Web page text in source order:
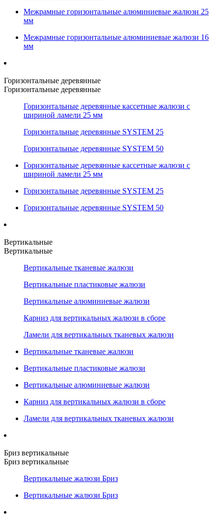
Межрамные горизонтальные алюминиевые жалюзи 25
мм
Межрамные горизонтальные алюминиевые жалюзи 16
мм
Горизонтальные деревянные
Горизонтальные деревянные
Горизонтальные деревянные кассетные жалюзи с
шириной ламели 25 мм
Горизонтальные деревянные SYSTEM 25
Горизонтальные деревянные SYSTEM 50
Горизонтальные деревянные кассетные жалюзи с
шириной ламели 25 мм
Горизонтальные деревянные SYSTEM 25
Горизонтальные деревянные SYSTEM 50
Вертикальные
Вертикальные
Вертикальные тканевые жалюзи
Вертикальные пластиковые жалюзи
Вертикальные алюминиевые жалюзи
Карниз для вертикальных жалюзи в сборе
Ламели для вертикальных тканевых жалюзи
Вертикальные тканевые жалюзи
Вертикальные пластиковые жалюзи
Вертикальные алюминиевые жалюзи
Карниз для вертикальных жалюзи в сборе
Ламели для вертикальных тканевых жалюзи
Бриз вертикальные
Бриз вертикальные
Вертикальные жалюзи Бриз
Вертикальные жалюзи Бриз